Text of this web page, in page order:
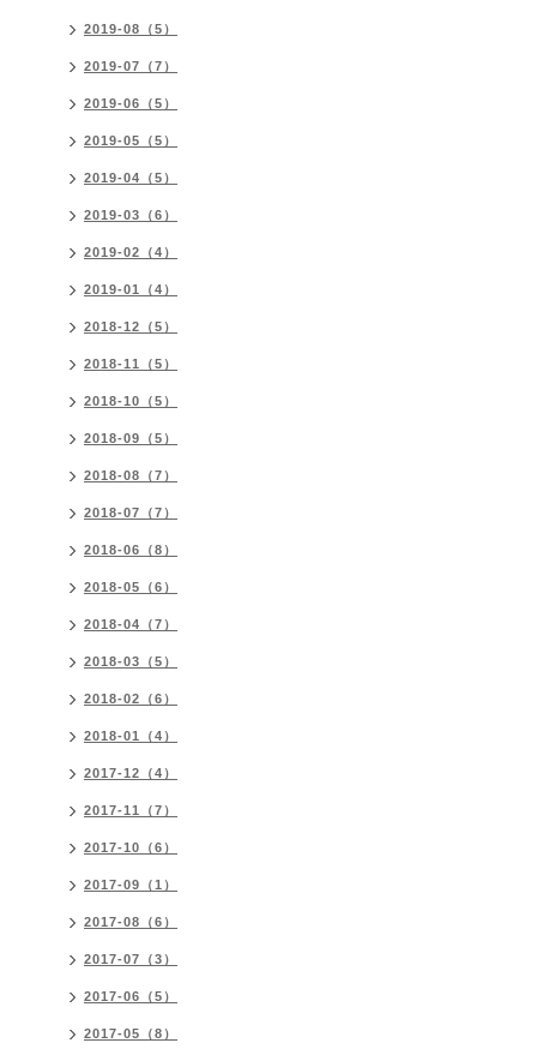
2019-08（5）
2019-07（7）
2019-06（5）
2019-05（5）
2019-04（5）
2019-03（6）
2019-02（4）
2019-01（4）
2018-12（5）
2018-11（5）
2018-10（5）
2018-09（5）
2018-08（7）
2018-07（7）
2018-06（8）
2018-05（6）
2018-04（7）
2018-03（5）
2018-02（6）
2018-01（4）
2017-12（4）
2017-11（7）
2017-10（6）
2017-09（1）
2017-08（6）
2017-07（3）
2017-06（5）
2017-05（8）